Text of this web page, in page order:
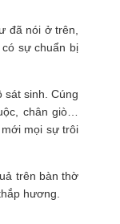
đã nói ở trên,
sự chuẩn bị
sát sinh. Cúng
chân giò…
mọi sự trôi
trên bàn thờ
hương.